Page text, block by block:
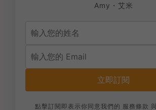
Amy・艾米
立即訂閱
點擊訂閱即表示你同意我們的 服務條款 與